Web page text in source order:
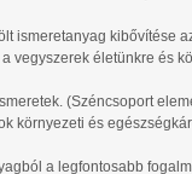
ismeretanyag kibővítése
vegyszerek életünkre és
(Széncsoport
környezeti és
a legfontosabb